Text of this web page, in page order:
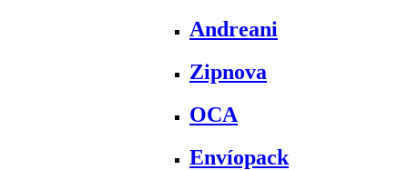
Andreani
Zipnova
OCA
Envíopack